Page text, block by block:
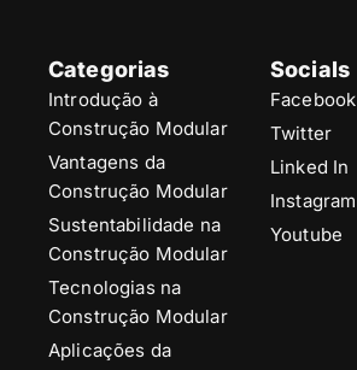
Categorias
Introdução à
Construção Modular
Vantagens da
Construção Modular
Sustentabilidade na
Construção Modular
Tecnologias na
Construção Modular
Aplicações da
Socials
Facebook
Twitter
Linked In
Instagram
Youtube